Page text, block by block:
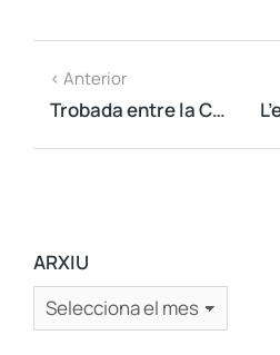
< Anterior
Trobada entre la CUP i l’AMI
ARXIU